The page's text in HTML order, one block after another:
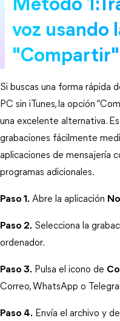
Método
voz usando
"Compartir"
Si buscas una forma rápida
PC sin iTunes, la opción
una excelente alternativa.
grabaciones fácilmente
aplicaciones de mensajería
programas adicionales.
Paso 1. Abre la aplicación
Paso 2. Selecciona la
ordenador.
Paso 3. Pulsa el icono de
Correo, WhatsApp o
Paso 4. Envía el archivo y